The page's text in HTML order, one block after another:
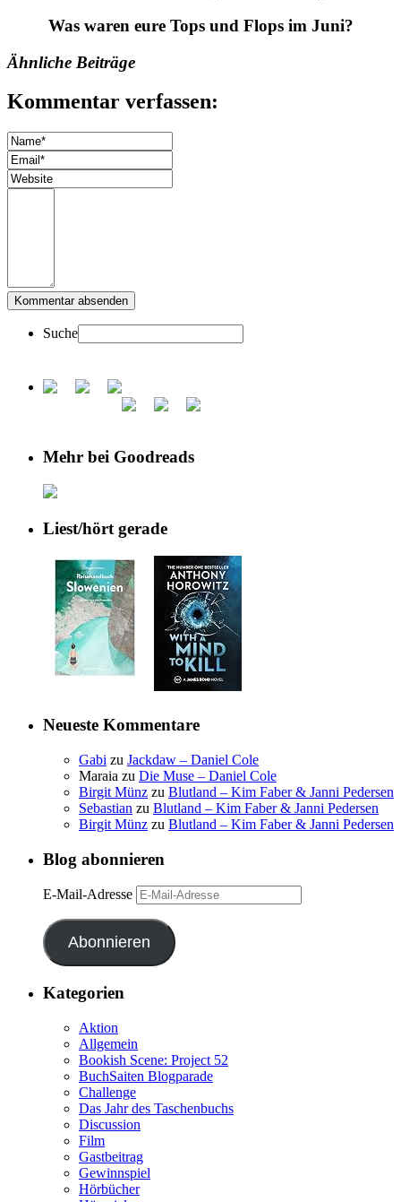
Was waren eure Tops und Flops im Juni?
Ähnliche Beiträge
Kommentar verfassen:
Suche
Mehr bei Goodreads
Liest/hört gerade
Neueste Kommentare
Gabi zu Jackdaw – Daniel Cole
Maraia zu Die Muse – Daniel Cole
Birgit Münz zu Blutland – Kim Faber & Janni Pedersen
Sebastian zu Blutland – Kim Faber & Janni Pedersen
Birgit Münz zu Blutland – Kim Faber & Janni Pedersen
Blog abonnieren
E-Mail-Adresse
Abonnieren
Kategorien
Aktion
Allgemein
Bookish Scene: Project 52
BuchSaiten Blogparade
Challenge
Das Jahr des Taschenbuchs
Discussion
Film
Gastbeitrag
Gewinnspiel
Hörbücher